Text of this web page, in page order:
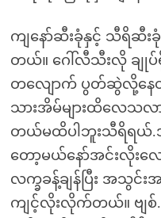
ကျနော်ဆီးခုံနှင့် သီရိ
တယ်။ ဂေါ်လီသီးလို ခ
တလျောက် ပွတ်ဆွဲလို့နေ
သားအိမ်များထိလေသ
တယ်မထိပါဘူးသီရိရယ်.
တော့မယ်နော်အင်းလိုး
လက္ခခန့်ချန်ပြီး အသွင်
ကျင့်လိုးလိုက်တယ်။ ဗျစ်